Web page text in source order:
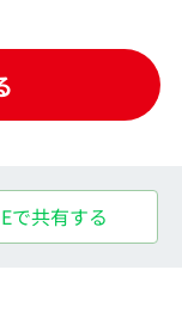
で共有する